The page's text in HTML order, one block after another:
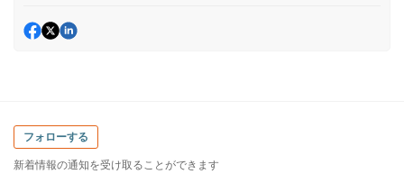
フォローする
新着情報の通知を受け取ることができます